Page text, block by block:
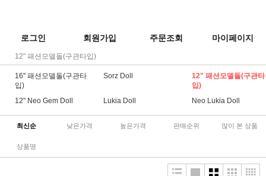
로그인 회원가입 주문조회 마이페이지
12" 패션모델돌(구관타입)
16" 패션모델돌(구관타
입)
Sorz Doll
12" 패션모델돌(구관타
입)
12" Neo Gem Doll
Lukia Doll Neo Lukia Doll
최신순 낮은가격 높은가격 판매순위 많이 본 상품
상품명